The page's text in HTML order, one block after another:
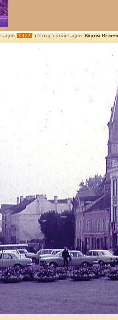
9422 (Автор публикации: Вадим